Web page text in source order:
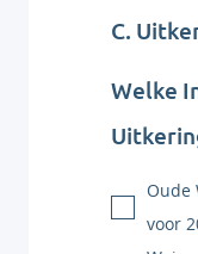
C.
Welke
Oude
voor